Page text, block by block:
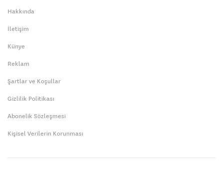
Hakkında
İletişim
Künye
Reklam
Şartlar ve Koşullar
Gizlilik Politikası
Abonelik Sözleşmesi
Kişisel Verilerin Korunması